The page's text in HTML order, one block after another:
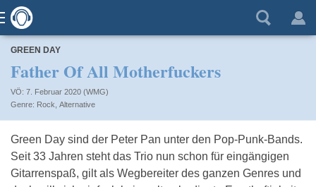
GREEN DAY
Father Of All Motherfuckers
VÖ: 7. Februar 2020 (WMG)
Rock Alternative
Green Day sind der Peter Pan unter den Pop-Punk-Bands.
Seit 33 Jahren steht das Trio nun schon für eingängigen
Gitarrenspaß, gilt als Wegbereiter des ganzen Genres und